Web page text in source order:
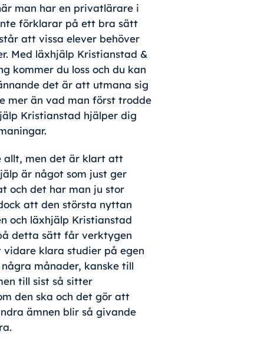
man har en privatlärare i
förklarar på ett bra sätt
att vissa elever behöver
Med läxhjälp Kristianstad &
kommer du loss och du kan
det är att utmana sig
mer än vad man först trodde
Kristianstad hjälper dig
allt, men det är klart att
är något som just ger
och det har man ju stor
att den största nyttan
och läxhjälp Kristianstad
detta sätt får verktygen
klara studier på egen
månader, kanske till
till sist så sitter
den ska och det gör att
ämnen blir så givande